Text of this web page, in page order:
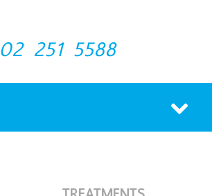
02 251 5588